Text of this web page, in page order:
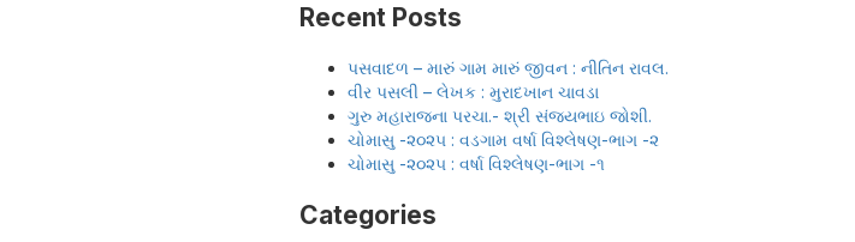
Recent Posts
પસવાદળ – મારું ગામ મારું જીવન : નીતિન રાવલ.
વીર પસલી – લેખક : મુરાદખાન ચાવડા
ગુરુ મહારાજના પરચા.- શ્રી સંજયભાઇ જોશી.
ચોમાસુ -૨૦૨૫ : વડગામ વર્ષા વિશ્લેષણ-ભાગ -૨
ચોમાસુ -૨૦૨૫ : વર્ષા વિશ્લેષણ-ભાગ -૧
Categories